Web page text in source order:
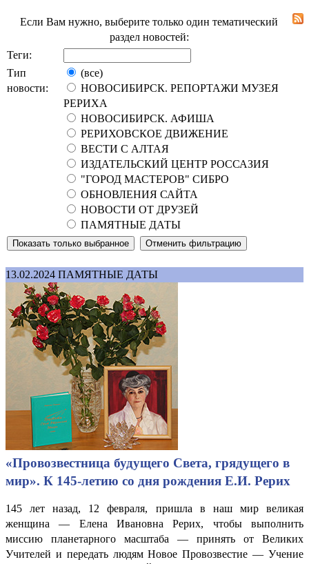
Если Вам нужно, выберите только один тематический
раздел новостей:
Теги:
Тип
новости:
(все)
НОВОСИБИРСК. РЕПОРТАЖИ МУЗЕЯ
РЕРИХА
НОВОСИБИРСК. АФИША
РЕРИХОВСКОЕ ДВИЖЕНИЕ
ВЕСТИ С АЛТАЯ
ИЗДАТЕЛЬСКИЙ ЦЕНТР РОССАЗИЯ
"ГОРОД МАСТЕРОВ" СИБРО
ОБНОВЛЕНИЯ САЙТА
НОВОСТИ ОТ ДРУЗЕЙ
ПАМЯТНЫЕ ДАТЫ
13.02.2024 ПАМЯТНЫЕ ДАТЫ
«Провозвестница будущего Света, грядущего в
мир». К 145-летию со дня рождения Е.И. Рерих
145 лет назад, 12 февраля, пришла в наш мир великая
женщина — Елена Ивановна Рерих, чтобы выполнить
миссию планетарного масштаба — принять от Великих
Учителей и передать людям Новое Провозвестие — Учение